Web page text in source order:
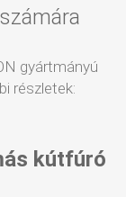
gyártmányú
részletek:
kútfúró